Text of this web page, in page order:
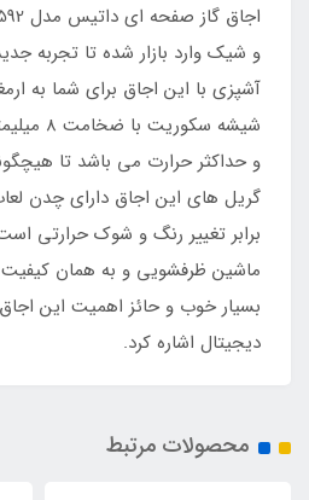
و شیک وارد بازار شده تا تجربه
آشپزی با این اجاق برای شما به
شیشه
و حداکثر حرارت می باشد تا
گریل های این اجاق دارای چدن
برابر تغییر رنگ و شوک حرارتی
ماشین ظرفشویی و به همان کیفیت
بسیار خوب و حائز اهمیت این
دیجیتال اشاره کرد.
محصولات مرتبط